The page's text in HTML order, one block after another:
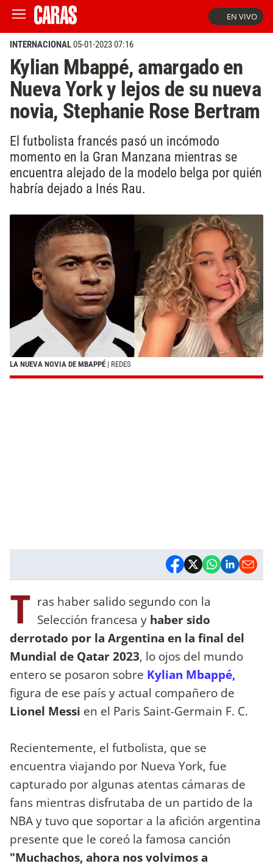
EN VIVO
INTERNACIONAL05-01-2023 07:16
Kylian Mbappé, amargado en
Nueva York y lejos de su nueva
novia, Stephanie Rose Bertram
El futbolista francés pasó un incómodo
momento en la Gran Manzana mientras se
encuentra alejado de la modelo belga por quién
habría dejado a Inés Rau.
LA NUEVA NOVIA DE MBAPPÉ | REDES
T ras haber salido segundo con la
Selección francesa y haber sido
derrotado por la Argentina en la final del
Mundial de Qatar 2023, lo ojos del mundo
entero se posaron sobre Kylian Mbappé,
figura de ese país y actual compañero de
Lionel Messi en el Paris Saint-Germain F. C.
Recientemente, el futbolista, que se
encuentra viajando por Nueva York, fue
capturado por algunas atentas cámaras de
fans mientras disfrutaba de un partido de la
NBA y tuvo que soportar a la afición argentina
presente que le coreó la famosa canción
"Muchachos, ahora nos volvimos a